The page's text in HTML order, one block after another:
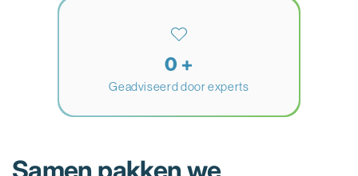
0 +
Geadviseerd door experts